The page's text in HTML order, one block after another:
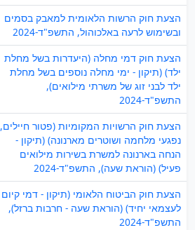
הצעת חוק הרשות הלאומית למאבק בסמים
ובשימוש לרעה באלכוהול, התשפ"ד-2024
הצעת חוק דמי מחלה (היעדרות בשל מחלת
ילד) (תיקון - ימי מחלה נוספים בשל מחלת
ילד לבני זוג של משרתי מילואים),
התשפ"ד-2024
הצעת חוק הרשויות המקומיות (פטור חיילים,
נפגעי מלחמה ושוטרים מארנונה) (תיקון -
הנחה בארנונה למשרת בשירות מילואים
פעיל) (הוראת שעה), התשפ"ד-2024
הצעת חוק הביטוח הלאומי (תיקון - דמי קיום
לעצמאי יחיד) (הוראת שעה - חרבות ברזל),
התשפ"ד-2024